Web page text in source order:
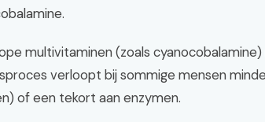
multivitaminen (zoals
verloopt bij sommige mensen
of een tekort aan enzymen.